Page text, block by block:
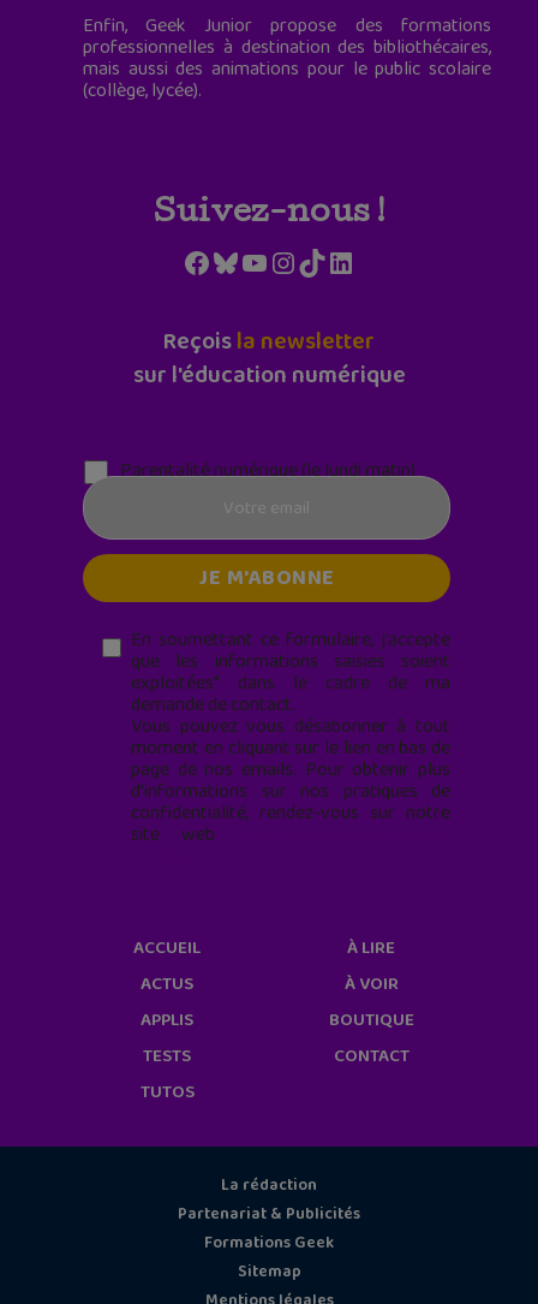
Enfin, Geek Junior propose des formations
professionnelles à destination des bibliothécaires,
mais aussi des animations pour le public scolaire
(collège, lycée).
Suivez-nous !
Facebook
Bluesky
YouTube
Instagram
TikTokLinkedIn
Reçoisla newsletter
sur l'éducation numérique
Parentalité numérique (le lundi matin)
En soumettant ce formulaire, j’accepte
que les informations saisies soient
exploitées* dans le cadre de ma
demande de contact.
Vous pouvez vous désabonner à tout
moment en cliquant sur le lien en bas de
page de nos emails. Pour obtenir plus
d'informations sur nos pratiques de
confidentialité, rendez-vous sur notre
site web
ACCUEIL
ACTUS
APPLIS
TESTS
TUTOS
À LIRE
À VOIR
BOUTIQUE
CONTACT
La rédaction
Partenariat & Publicités
Formations Geek
Sitemap